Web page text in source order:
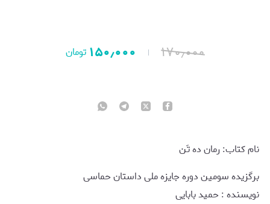
۱۷۰٫۰۰۰ ۱۵۰٫۰۰۰ تومان
نام کتاب: رمان ده تَن
برگزیده سومین دوره جایزه ملی داستان حماسی
نويسنده : حمید بابایی